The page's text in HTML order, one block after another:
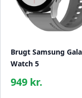
Brugt Samsung
Watch 5
949 kr.